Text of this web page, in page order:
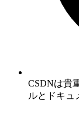
CSDNは貴
ルとドキュ